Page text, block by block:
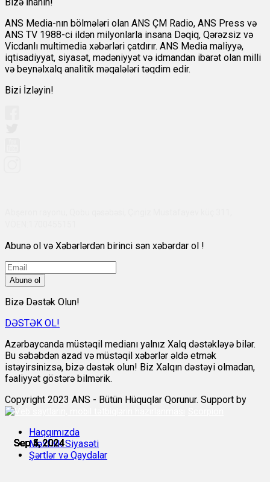
Sep 3, 2024
Sep 4, 2024
Sep 4, 2024
Sep 5, 2024
Sep 5, 2024
Sep 5, 2024
ANS Media-nın bölmələri olan ANS ÇM Radio, ANS Press və
ANS TV 1988-ci ildən milyonlarla insana Dəqiq, Qərəzsiz və
Vicdanlı multimedia xəbərləri çatdırır. ANS Media maliyyə,
iqtisadiyyat, siyasət, mədəniyyət və idmandan ibarət olan milli
və beynəlxalq analitik məqalələri təqdim edir.
Bizi İzləyin!
Abunə ol və Xəbərlərdən birinci sən xəbərdar ol !
Abunə ol
Bizə Dəstək Olun!
DƏSTƏK OL!
Azərbaycanda müstəqil medianı yalnız Xalq dəstəkləyə bilər.
Bu səbəbdən azad və müstəqil xəbərlər əldə etmək
istəyirsinizsə, bizə dəstək olun! Biz Xalqın dəstəyi olmadan,
fəaliyyət göstərə bilmərik.
Copyright 2023 ANS - Bütün Hüquqlar Qorunur. Support by
Haqqımızda
Məxfilik Siyasəti
Şərtlər və Qaydalar